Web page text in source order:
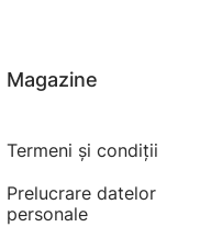
Magazine
Termeni şi condiţii
Prelucrare datelor
personale